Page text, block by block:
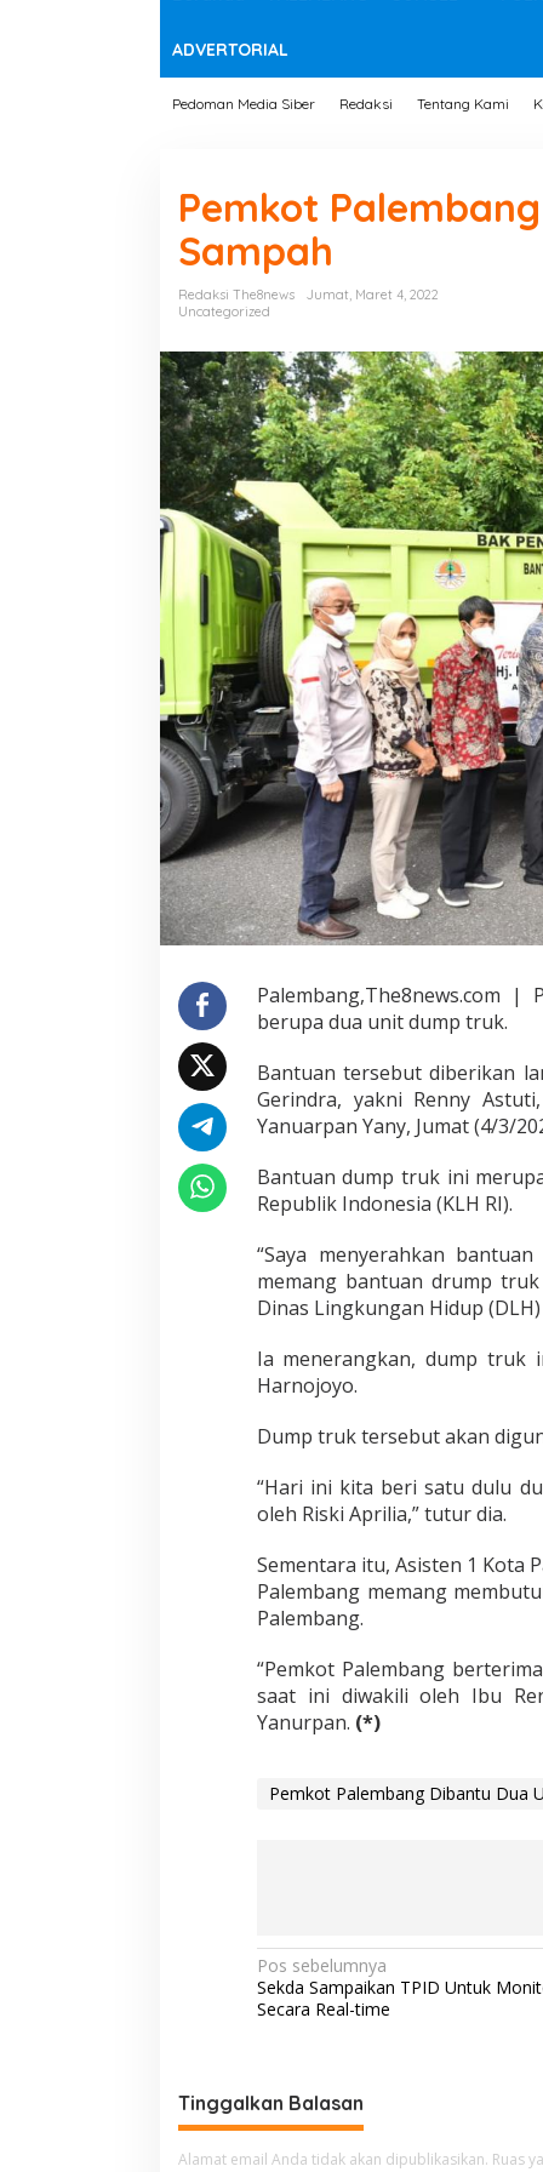
ADVERTORIAL
Pedoman Media Siber Redaksi Tentang Kami
Pemkot
Sampah
Redaksi The8news
Jumat, Maret 4, 2022
Uncategorized
Palembang,The8news.com |
berupa dua unit dump truk.
Bantuan tersebut diberikan
Gerindra, yakni Renny
Yanuarpan Yany, Jumat (4/3/
Bantuan dump truk ini
Republik Indonesia (KLH RI).
“Saya menyerahkan
memang bantuan drump
Dinas Lingkungan Hidup
Ia menerangkan, dump truk
Harnojoyo.
Dump truk tersebut akan
“Hari ini kita beri satu dulu
oleh Riski Aprilia,” tutur dia.
Sementara itu, Asisten 1 Kota
Palembang memang
Palembang.
“Pemkot Palembang
saat ini diwakili oleh Ibu
Yanurpan. (*)
Pemkot Palembang Dibantu Dua
N
a
g
a
Pos sebelumnya
Sekda Sampaikan TPID Untuk
Secara Real-time
Tinggalkan Balasan
Alamat email Anda tidak akan dipublikasikan. Ruas